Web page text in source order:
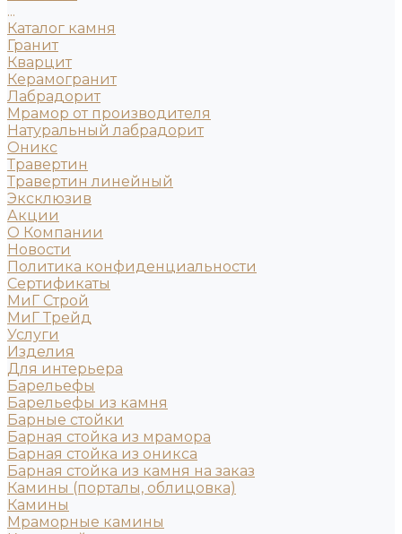
...
Каталог камня
Гранит
Кварцит
Керамогранит
Лабрадорит
Мрамор от производителя
Натуральный лабрадорит
Оникс
Травертин
Травертин линейный
Эксклюзив
Акции
О Компании
Новости
Политика конфиденциальности
Сертификаты
МиГ Строй
МиГ Трейд
Услуги
Изделия
Для интерьера
Барельефы
Барельефы из камня
Барные стойки
Барная стойка из мрамора
Барная стойка из оникса
Барная стойка из камня на заказ
Камины (порталы, облицовка)
Камины
Мраморные камины